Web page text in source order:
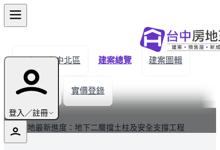
登入／註冊
← 返回台中北區 建案總覽 建案圖輯
生活機能 實價登錄
最新
建築基地最新進度：地下二層擋土柱及安全支撐工程